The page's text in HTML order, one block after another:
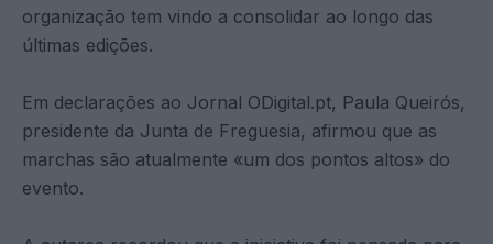
organização tem vindo a consolidar ao longo das
últimas edições.
Em declarações ao Jornal ODigital.pt, Paula Queirós,
presidente da Junta de Freguesia, afirmou que as
marchas são atualmente «um dos pontos altos» do
evento.